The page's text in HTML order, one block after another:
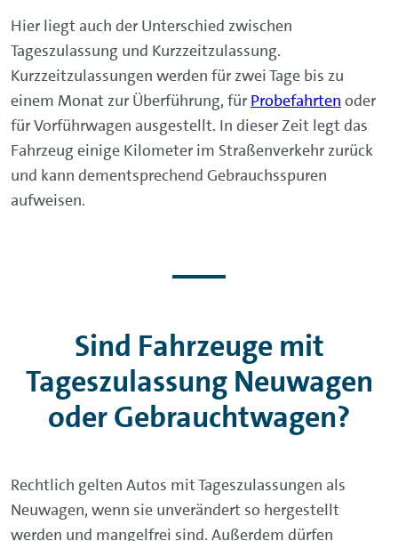
Hier liegt auch der Unterschied zwischen
Tageszulassung und Kurzzeitzulassung.
Kurzzeitzulassungen werden für zwei Tage bis zu
einem Monat zur Überführung, für Probefahrten oder
für Vorführwagen ausgestellt. In dieser Zeit legt das
Fahrzeug einige Kilometer im Straßenverkehr zurück
und kann dementsprechend Gebrauchsspuren
aufweisen.
Sind Fahrzeuge mit
Tageszulassung Neuwagen
oder Gebrauchtwagen?
Rechtlich gelten Autos mit Tageszulassungen als
Neuwagen, wenn sie unverändert so hergestellt
werden und mangelfrei sind. Außerdem dürfen